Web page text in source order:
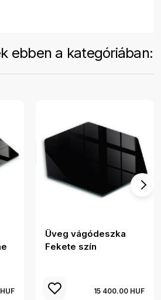
ebben a kategóriában:
Üveg vágódeszka
Fekete szín
15 400.00 HUF